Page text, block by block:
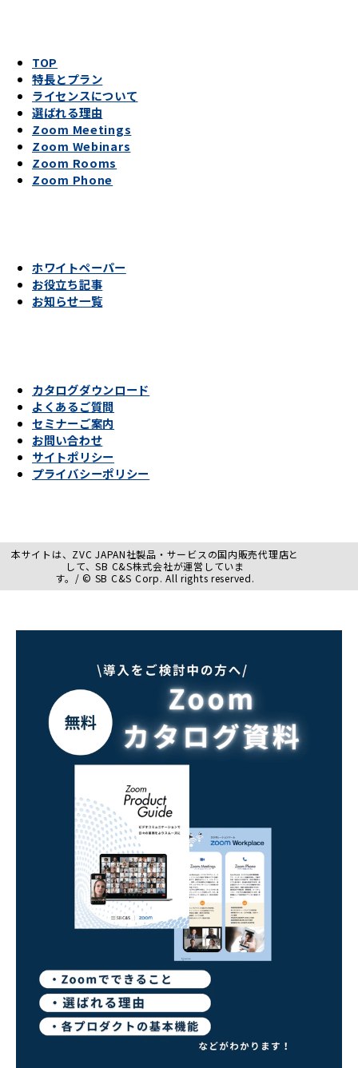
TOP
特長とプラン
ライセンスについて
選ばれる理由
Zoom Meetings
Zoom Webinars
Zoom Rooms
Zoom Phone
ホワイトペーパー
お役立ち記事
お知らせ一覧
カタログダウンロード
よくあるご質問
セミナーご案内
お問い合わせ
サイトポリシー
プライバシーポリシー
本サイトは、ZVC JAPAN社製品・サービスの国内販売代理店と
して、SB C&S株式会社が運営していま
す。/ © SB C&S Corp. All rights reserved.